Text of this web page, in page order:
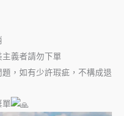
義者請勿下單
，如有少許瑕疵，不構成退